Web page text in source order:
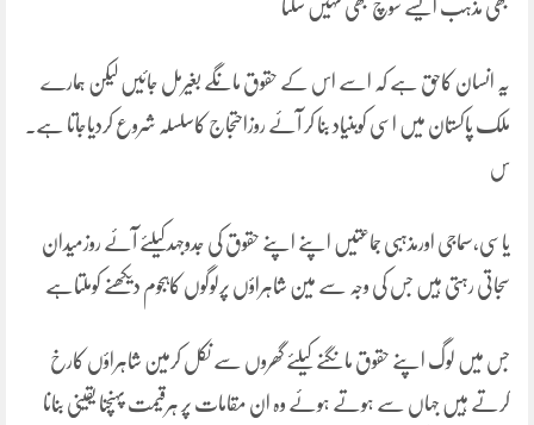
بھی مذہب ایسے سوچ بھی نہیں سکتا
یہ انسان کاحق ہے کہ اسے اس کے حقوق مانگے بغیرمل جائیں لیکن ہمارے
ملک پاکستان میں اسی کوبنیاد بنا کر آئے روزاحتجاج کاسلسلہ شروع کردیاجاتا ہے۔
س
یاسی،سماجی اورمذہبی جماعتیں اپنے اپنے حقوق کی جدوجہدکیلئے آئے روزمیدان
سجاتی رہتی ہیں جس کی وجہ سے مین شاہراؤں پرلوگوں کاہجوم دیکھنے کوملتاہے
جس میں لوگ اپنے حقوق مانگنے کیلئے گھروں سے نکل کرمین شاہراؤں کارخ
کرتے ہیں جہاں سے ہوتے ہوئے وہ ان مقامات پر ہرقیمت پہنچنا یقینی بنانا